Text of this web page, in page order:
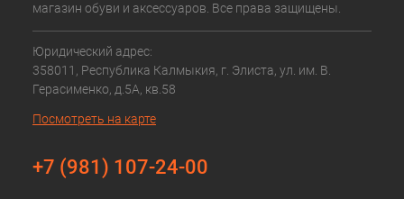
магазин обуви и аксессуаров. Все права защищены.
Юридический адрес:
358011, Республика Калмыкия, г. Элиста, ул. им. В.
Герасименко, д.5А, кв.58
Посмотреть на карте
+7 (981) 107-24-00